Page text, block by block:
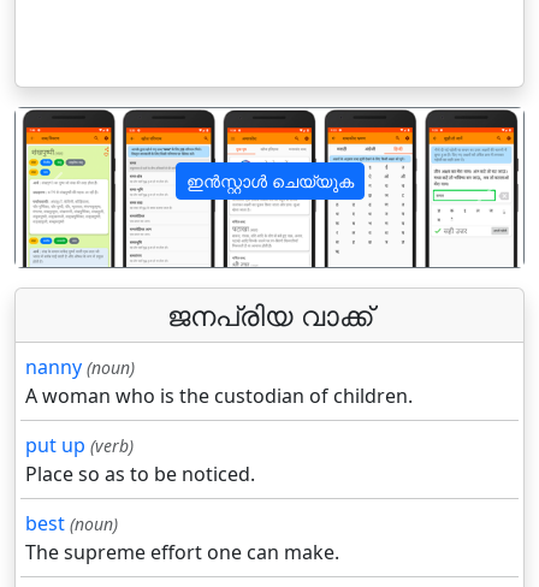
ഇൻസ്റ്റാൾ ചെയ്യുക
पिछला अगला
ജനപ്രിയ വാക്ക്
nanny (noun)
A woman who is the custodian of children.
put up (verb)
Place so as to be noticed.
best (noun)
The supreme effort one can make.